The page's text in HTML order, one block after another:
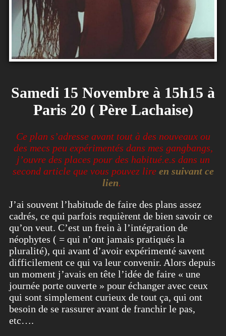
Samedi 15 Novembre à 15h15 à
Paris 20 ( Père Lachaise)
Ce plan s’adresse avant tout à des nouveaux ou
des mecs peu expérimentés dans mes gangbangs,
j’ouvre des places pour des habitué.e.s dans un
second article que vous pouvez lire en suivant ce
lien.
J’ai souvent l’habitude de faire des plans assez
cadrés, ce qui parfois requièrent de bien savoir ce
qu’on veut. C’est un frein à l’intégration de
néophytes ( = qui n’ont jamais pratiqués la
pluralité), qui avant d’avoir expérimenté savent
difficilement ce qui va leur convenir. Alors depuis
un moment j’avais en tête l’idée de faire « une
journée porte ouverte » pour échanger avec ceux
qui sont simplement curieux de tout ça, qui ont
besoin de se rassurer avant de franchir le pas,
etc….